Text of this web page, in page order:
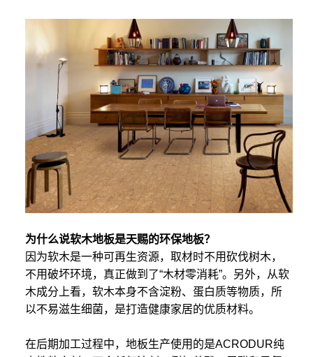
为什么说软木地板是天赐的环保地板？
因为软木是一种可再生资源，取材时不用砍伐树木，
不用破坏环境，真正做到了“木材零消耗”。另外，从软
木成分上看，软木本身不含淀粉、蛋白质等物质，所
以不易滋生细菌，是打造健康家居的优质材料。
在后期加工过程中，地板生产使用的是ACRODUR纯